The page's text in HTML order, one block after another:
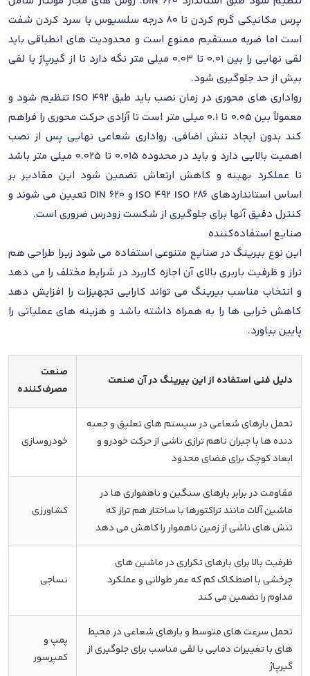
پرس مکانیکی گرم کردن تا 80 درجه سلسیوس یا سرد کردن شفت
است اما ضربه مستقیم ممنوع است و محدودیت های انطباقی باید
لقی نهایی را بین 0.01 تا 0.03 میلی متر نگه دارد تا از گیرپاژ یا لقی
بیش از حد جلوگیری شود.
رواداری های محوری در زمان نصب باید طبق ISO 492 تنظیم شود و
معمولاً بین 0.05 تا 0.1 میلی متر است تا آزادی حرکت محوری را فراهم
کند بدون ایجاد تنش اضافی. رواداری شعاعی نهایی پس از نصب
اهمیت بالایی دارد و باید در محدوده 0.015 تا 0.025 میلی متر باشد
تا عملکرد بهینه و کاهش ارتعاش تضمین شود این مقادیر بر
اساس استانداردهای ISO 492 ISO 286 و DIN 620 تعیین می شوند و
کنترل دقیق آنها برای جلوگیری از شکست زودرس ضروری است.
صنایع استفاده‌کننده
این نوع بیرینگ در صنایع متنوعی استفاده می شود زیرا طراحی هم
تراز و ظرفیت باربری بالای آن اجازه کاربرد در شرایط مختلف را می دهد
و انتخاب مناسب بیرینگ می تواند کارایی تجهیزات را افزایش دهد
کاهش خرابی ها را به همراه داشته باشد و هزینه های عملیاتی را
پایین بیاورد.
صنعت
مصرف‌کننده
دلیل فنی استفاده از این بیرینگ در آن صنعت
خودروسازی
تحمل بارهای شعاعی در سیستم های تعلیق و جعبه
دنده ها با جبران ناهم ترازی ناشی از حرکت خودرو و
ابعاد کوچک برای فضای محدود
کشاورزی
مقاومت در برابر بارهای سنگین و ناهمواری ها در
ماشین آلات مانند تراکتورها با ساختار هم تراز که
تنش های ناشی از زمین ناهموار را کاهش می دهد
نساجی
ظرفیت بالا برای بارهای تکراری در ماشین های
چرخشی با اصطکاک کم که عمر طولانی و عملکرد
مداوم را تضمین می کند
پمپ و
کمپرسور
تحمل سرعت های متوسط و بارهای شعاعی در محیط
های با تغییرات دمایی با لقی مناسب برای جلوگیری از
گیرپاژ